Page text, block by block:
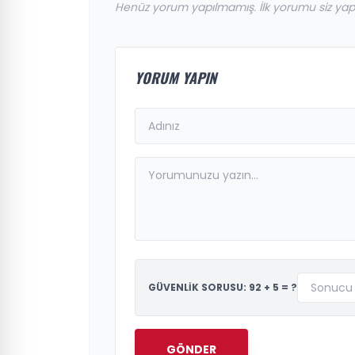
Henüz yorum yapılmamış. İlk yorumu siz
YORUM YAPIN
GÜVENLİK SORUSU: 92 + 5 = ?
GÖNDER